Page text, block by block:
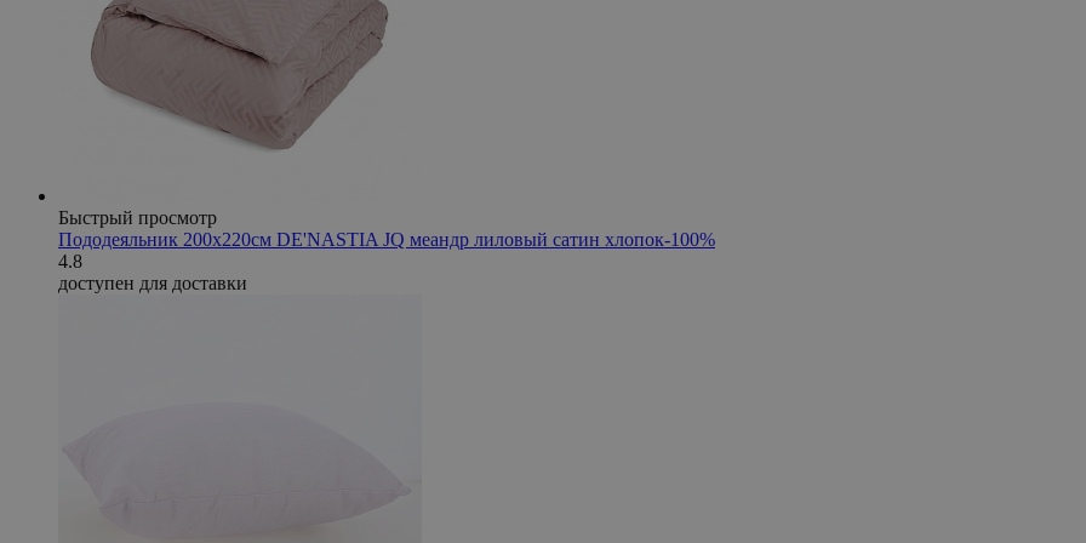
Быстрый просмотр
Пододеяльник 200х220см DE'NASTIA JQ меандр лиловый сатин хлопок-100%
4.8
доступен для доставки